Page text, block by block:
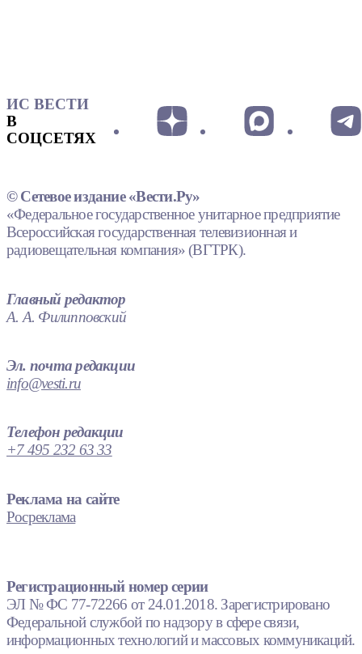
ИС ВЕСТИ
В
СОЦСЕТЯХ
© Сетевое издание «Вести.Ру»
«Федеральное государственное унитарное предприятие
Всероссийская государственная телевизионная и
радиовещательная компания» (ВГТРК).
Главный редактор
А. А. Филипповский
Эл. почта редакции
info@vesti.ru
Телефон редакции
+7 495 232 63 33
Реклама на сайте
Росреклама
Регистрационный номер серии
ЭЛ № ФС 77-72266 от 24.01.2018. Зарегистрировано
Федеральной службой по надзору в сфере связи,
информационных технологий и массовых коммуникаций.